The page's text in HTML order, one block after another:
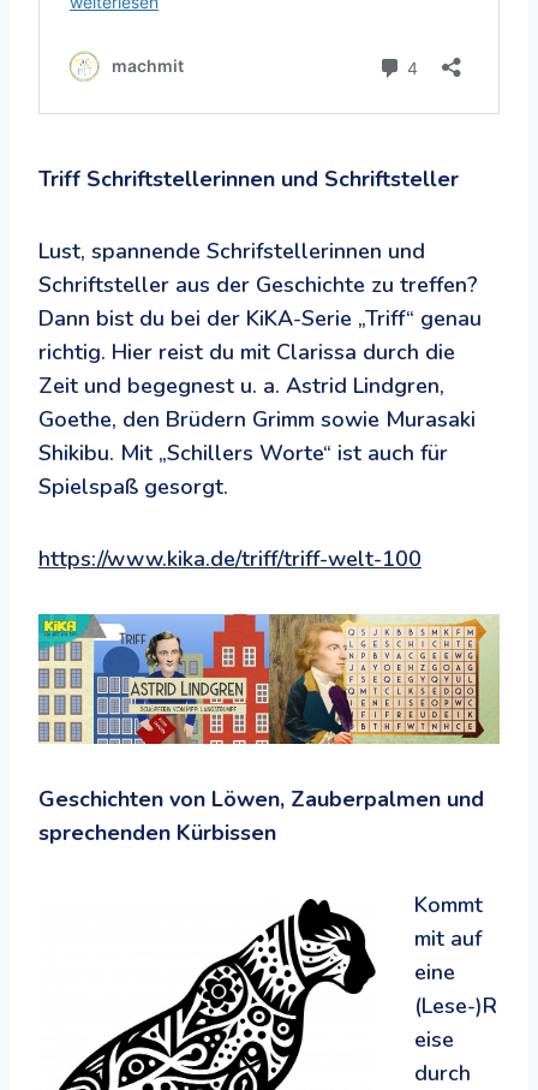
Triff Schriftstellerinnen und Schriftsteller
Lust, spannende Schrifstellerinnen und
Schriftsteller aus der Geschichte zu treffen?
Dann bist du bei der KiKA-Serie „Triff“ genau
richtig. Hier reist du mit Clarissa durch die
Zeit und begegnest u. a. Astrid Lindgren,
Goethe, den Brüdern Grimm sowie Murasaki
Shikibu. Mit „Schillers Worte“ ist auch für
Spielspaß gesorgt.
https://www.kika.de/triff/triff-welt-100
Geschichten von Löwen, Zauberpalmen und
sprechenden Kürbissen
Kommt
mit auf
eine
(Lese-)R
eise
durch